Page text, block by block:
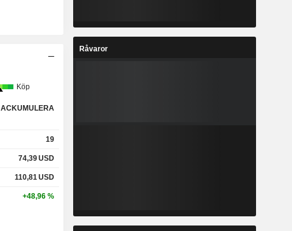
Köp
ACKUMULERA
19
74,39USD
110,81USD
+48,96 %
Råvaror